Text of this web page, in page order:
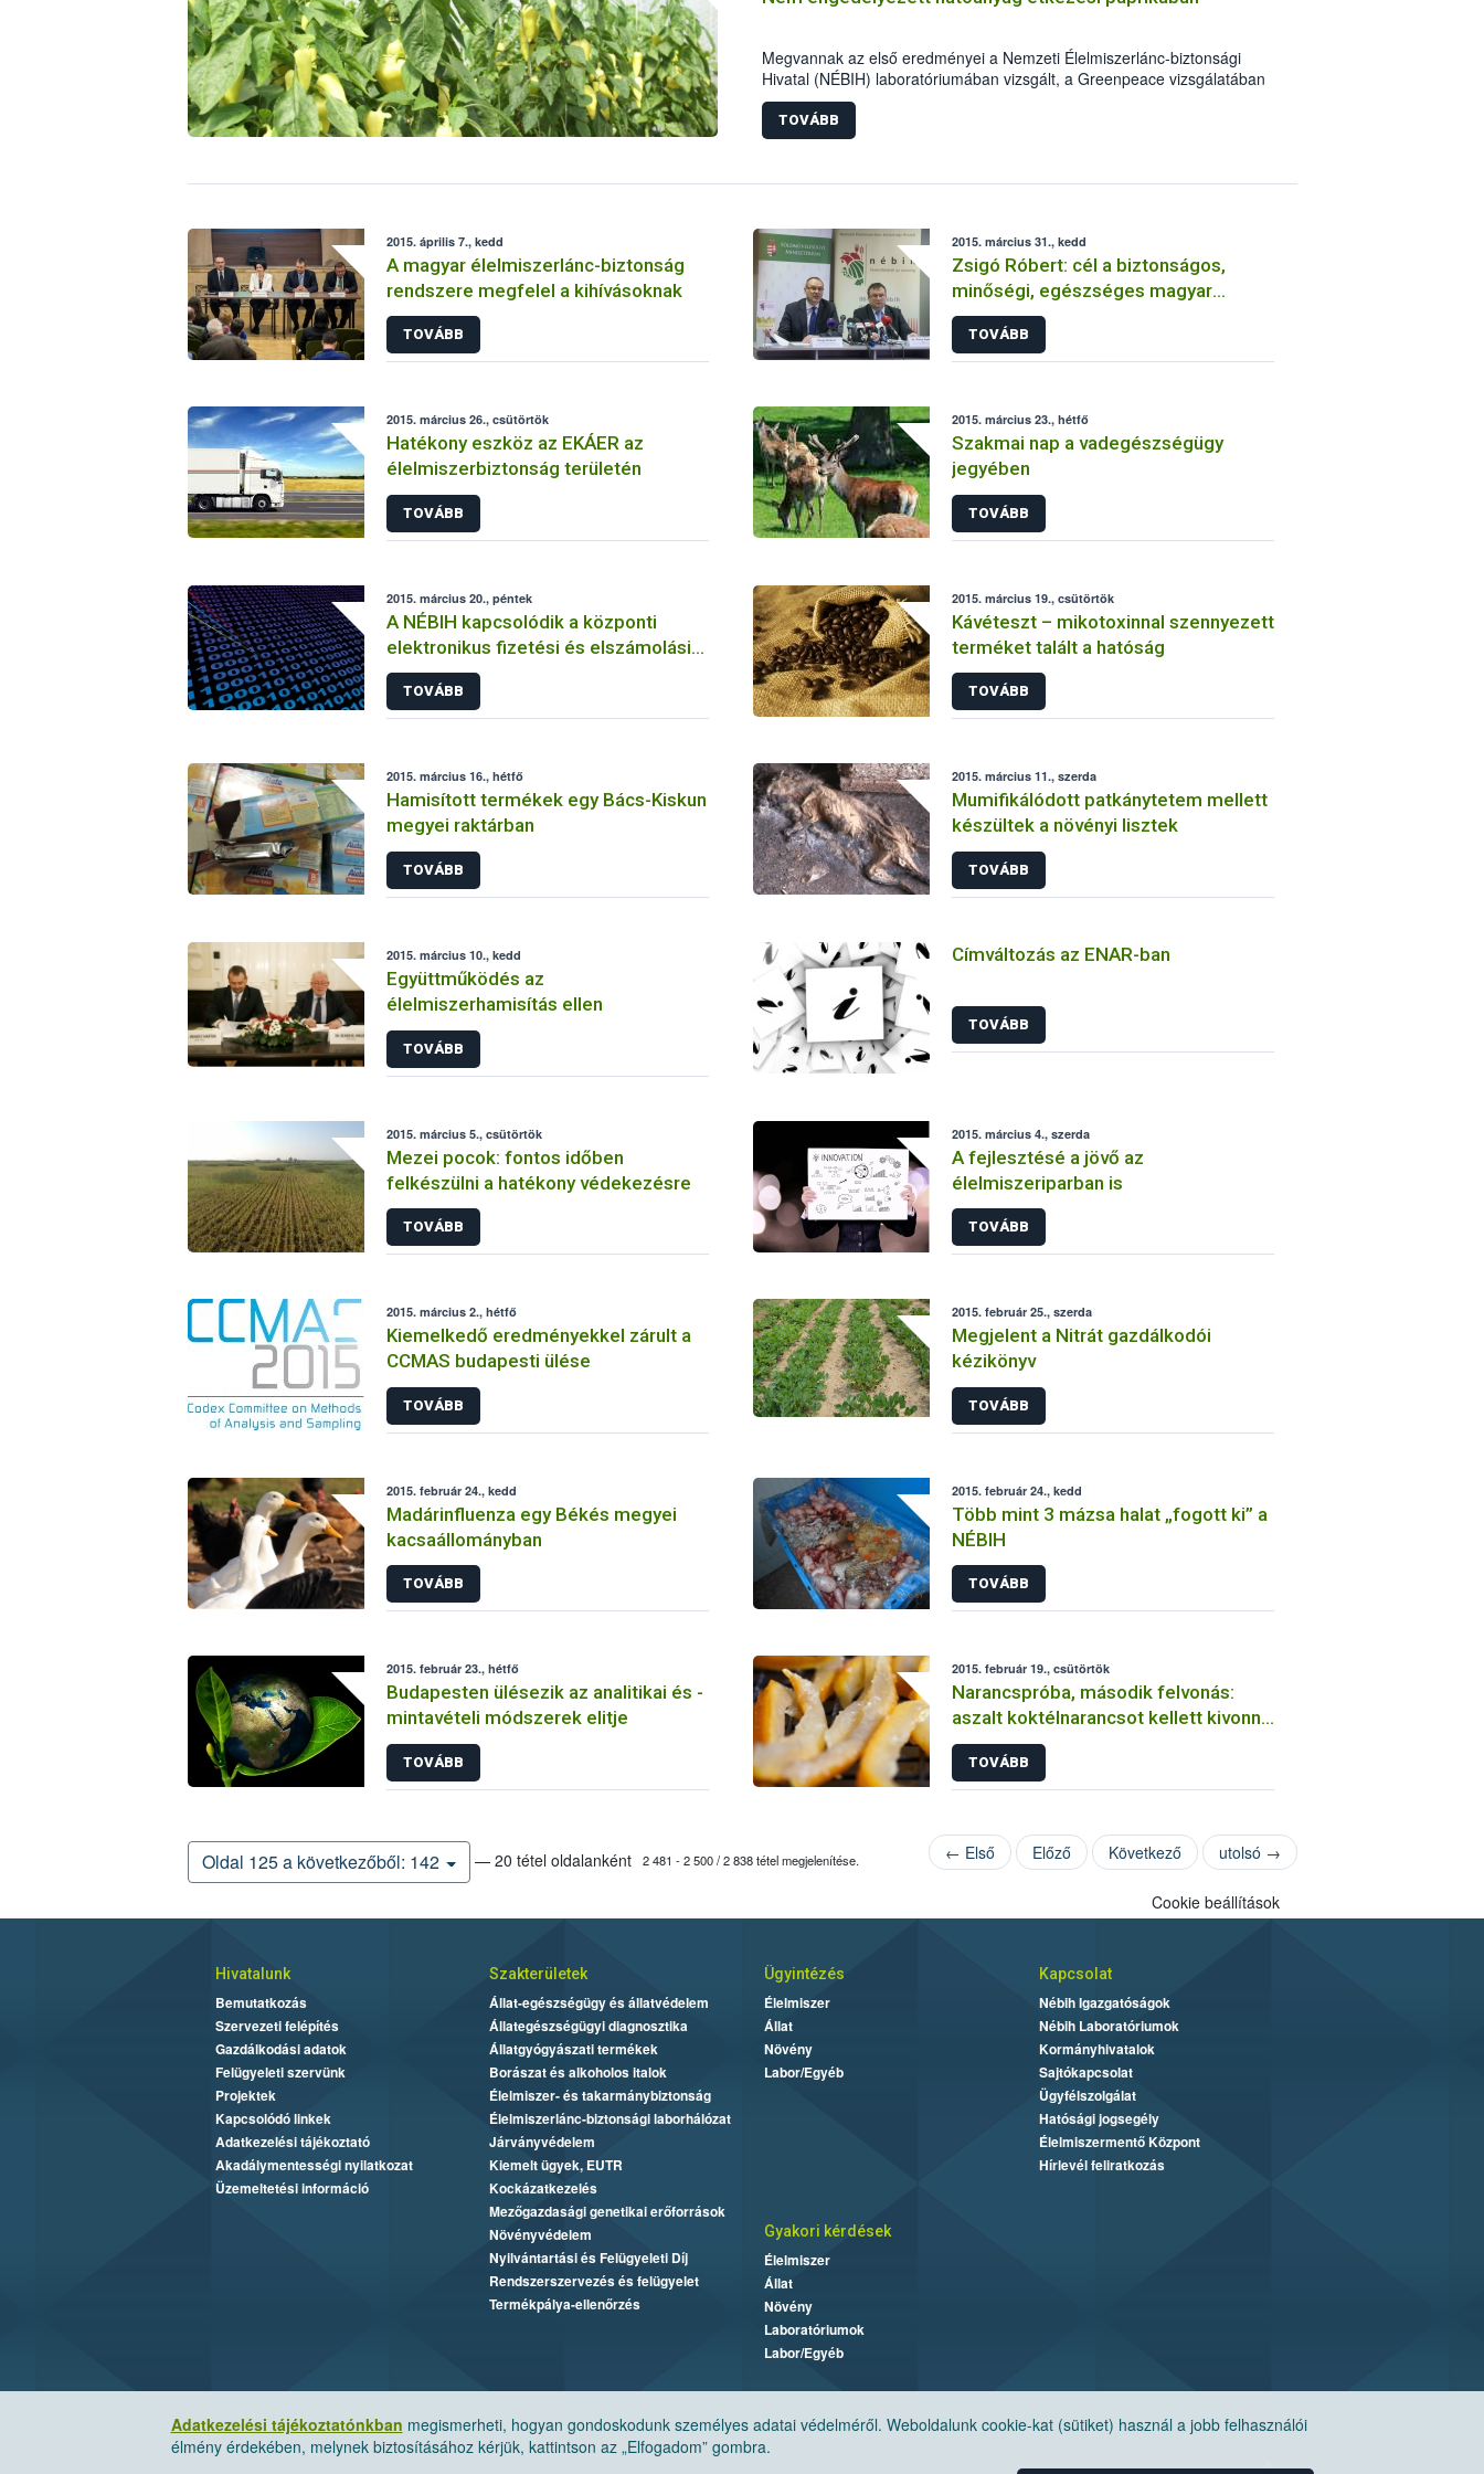
Megvannak az első eredményei a Nemzeti Élelmiszerlánc-biztonsági
Hivatal (NÉBIH) laboratóriumában vizsgált, a Greenpeace vizsgálatában
kifogásolt paprika tétel termelőjénél vett hatósági mintáknak. A
növényvédő szer maradék tartalomra vonatkozó vizsgálatok a
klórfenapír jelenlétét kimutatták, a diklórfosz használatát azonban ennyi
a szükséges intézkedéseket haladéktalanul megtette, elrendelte az
hatósági eljárást.
TOVÁBB
2015. április 7., kedd
A magyar élelmiszerlánc-biztonság
rendszere megfelel a kihívásoknak
TOVÁBB
2015. március 31., kedd
Zsigó Róbert: cél a biztonságos,
minőségi, egészséges magyar
élelmiszer
TOVÁBB
2015. március 26., csütörtök
Hatékony eszköz az EKÁER az
élelmiszerbiztonság területén
TOVÁBB
2015. március 23., hétfő
Szakmai nap a vadegészségügy
jegyében
TOVÁBB
2015. március 20., péntek
A NÉBIH kapcsolódik a központi
elektronikus fizetési és elszámolási
rendszerhez
TOVÁBB
2015. március 19., csütörtök
Kávéteszt – mikotoxinnal szennyezett
terméket talált a hatóság
TOVÁBB
2015. március 16., hétfő
Hamisított termékek egy Bács-Kiskun
megyei raktárban
TOVÁBB
2015. március 11., szerda
Mumifikálódott patkánytetem mellett
készültek a növényi lisztek
TOVÁBB
2015. március 10., kedd
Együttműködés az
élelmiszerhamisítás ellen
TOVÁBB
Címváltozás az ENAR-ban
TOVÁBB
2015. március 5., csütörtök
Mezei pocok: fontos időben
felkészülni a hatékony védekezésre
TOVÁBB
2015. március 4., szerda
A fejlesztésé a jövő az
élelmiszeriparban is
TOVÁBB
2015. március 2., hétfő
Kiemelkedő eredményekkel zárult a
CCMAS budapesti ülése
TOVÁBB
2015. február 25., szerda
Megjelent a Nitrát gazdálkodói
kézikönyv
TOVÁBB
2015. február 24., kedd
Madárinfluenza egy Békés megyei
kacsaállományban
TOVÁBB
2015. február 24., kedd
Több mint 3 mázsa halat „fogott ki” a
NÉBIH
TOVÁBB
2015. február 23., hétfő
Budapesten ülésezik az analitikai és -
mintavételi módszerek elitje
TOVÁBB
2015. február 19., csütörtök
Narancspróba, második felvonás:
aszalt koktélnarancsot kellett kivonni
a forgalomból
TOVÁBB
Oldal 125 a következőből: 142 — 20 tétel oldalanként 2 481 - 2 500 / 2 838 tétel megjelenítése. ← Első Előző Következő utolsó →
Adatkezelési tájékoztatónkban megismerheti, hogyan gondoskodunk személyes adatai védelméről. Weboldalunk cookie-kat (sütiket) használ a jobb felhasználói
élmény érdekében, melynek biztosításához kérjük, kattintson az „Elfogadom” gombra.
Cookie beállítások
Hivatalunk
Bemutatkozás
Szervezeti felépítés
Gazdálkodási adatok
Felügyeleti szervünk
Projektek
Kapcsolódó linkek
Adatkezelési tájékoztató
Akadálymentességi nyilatkozat
Üzemeltetési információ
Szakterületek
Állat-egészségügy és állatvédelem
Állategészségügyi diagnosztika
Állatgyógyászati termékek
Borászat és alkoholos italok
Élelmiszer- és takarmánybiztonság
Élelmiszerlánc-biztonsági laborhálózat
Járványvédelem
Kiemelt ügyek, EUTR
Kockázatkezelés
Mezőgazdasági genetikai erőforrások
Növényvédelem
Nyilvántartási és Felügyeleti Díj
Rendszerszervezés és felügyelet
Termékpálya-ellenőrzés
Ügyintézés
Élelmiszer
Állat
Növény
Labor/Egyéb
Kapcsolat
Nébih Igazgatóságok
Nébih Laboratóriumok
Kormányhivatalok
Sajtókapcsolat
Ügyfélszolgálat
Hatósági jogsegély
Élelmiszermentő Központ
Hírlevél feliratkozás
Gyakori kérdések
Élelmiszer
Állat
Növény
Laboratóriumok
Labor/Egyéb